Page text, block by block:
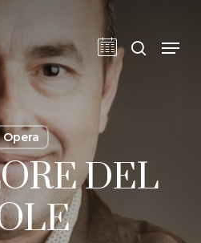
Opera
DEL